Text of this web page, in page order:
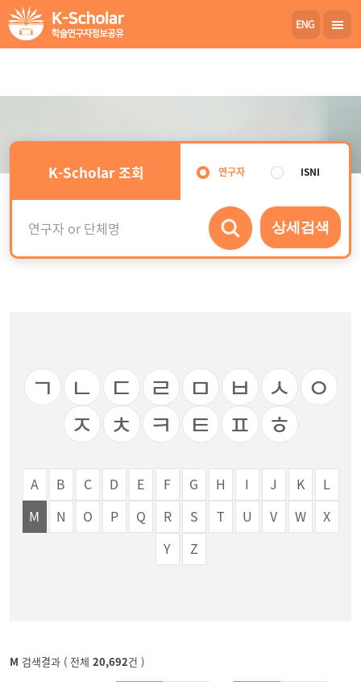
K-Scholar 조회 연구자 ISNI
상세검색
ㄱ ㄴ ㄷ ㄹ ㅁ ㅂ ㅅ
ㅇ
ㅈ ㅊ ㅋ ㅌ ㅍ ㅎ
A B C D E F G H I J K
L
M
N O P Q R S T U V W
X
Y
Z
M 검색결과 ( 전체 20,692건 )